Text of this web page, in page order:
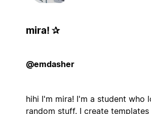
mira! ✰
@emdasher
hihi I'm mira! I'm a student who
random stuff. I create templates